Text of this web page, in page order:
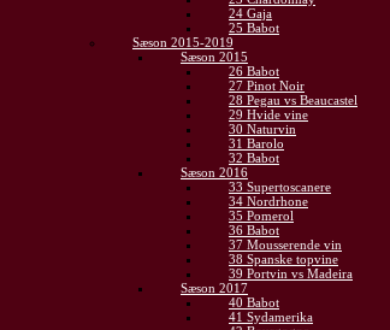
24 Gaja
25 Babot
Sæson 2015-2019
Sæson 2015
26 Babot
27 Pinot Noir
28 Pegau vs Beaucastel
29 Hvide vine
30 Naturvin
31 Barolo
32 Babot
Sæson 2016
33 Supertoscanere
34 Nordrhone
35 Pomerol
36 Babot
37 Mousserende vin
38 Spanske topvine
39 Portvin vs Madeira
Sæson 2017
40 Babot
41 Sydamerika